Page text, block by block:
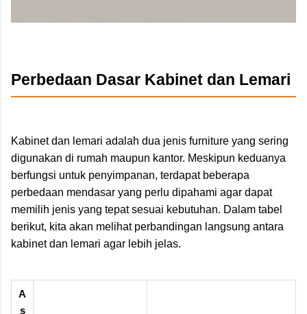
Perbedaan Dasar Kabinet dan Lemari
Kabinet dan lemari adalah dua jenis furniture yang sering
digunakan di rumah maupun kantor. Meskipun keduanya
berfungsi untuk penyimpanan, terdapat beberapa
perbedaan mendasar yang perlu dipahami agar dapat
memilih jenis yang tepat sesuai kebutuhan. Dalam tabel
berikut, kita akan melihat perbandingan langsung antara
kabinet dan lemari agar lebih jelas.
A
s